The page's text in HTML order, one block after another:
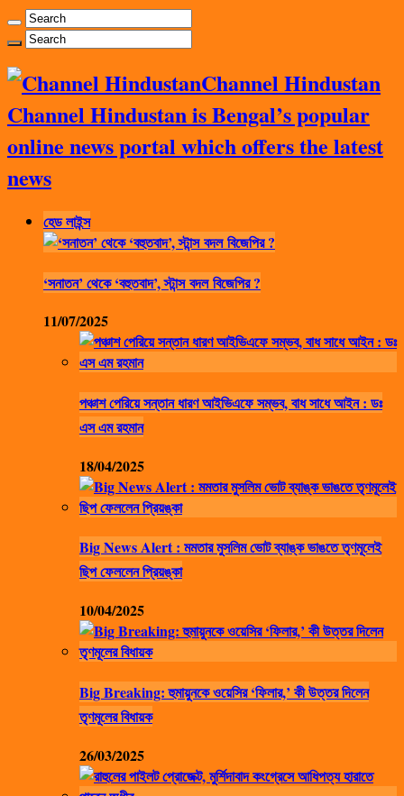
Channel Hindustan
Channel Hindustan is Bengal’s popular
online news portal which offers the latest
news
হেড লাইন্স
‘সনাতন’ থেকে ‘বহুতবাদ’, স্টান্স বদল বিজেপির ?
11/07/2025
পঞ্চাশ পেরিয়ে সন্তান ধারণ আইভিএফে সম্ভব, বাধ সাধে আইন : ডঃ
এস এম রহমান
18/04/2025
Big News Alert : মমতার মুসলিম ভোট ব্যাঙ্ক ভাঙতে তৃণমূলেই
ছিপ ফেললেন প্রিয়ঙ্কা
10/04/2025
Big Breaking: হুমায়ুনকে ওয়েসির ‘ফিলার,’ কী উত্তর দিলেন
তৃণমূলের বিধায়ক
26/03/2025